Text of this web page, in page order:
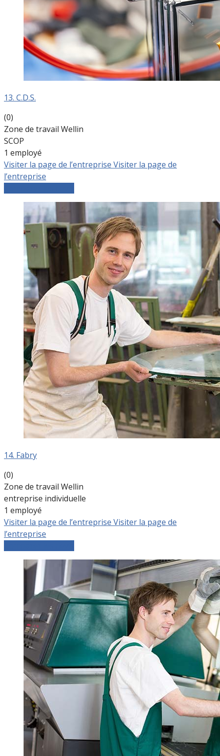
13. C.D.S.
(0)
Zone de travail Wellin
SCOP
1 employé
Visiter la page de l’entreprise Visiter la page de
l’entreprise
14. Fabry
(0)
Zone de travail Wellin
entreprise individuelle
1 employé
Visiter la page de l’entreprise Visiter la page de
l’entreprise